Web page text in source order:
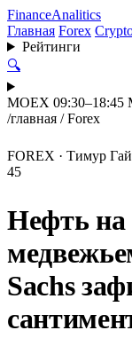
FinanceAnalitics
Главная Forex
Рейтинги
🔍
MOEX 09:30–18:45
/главная / Forex
FOREX · Тимур
45
Нефть на
Sachs